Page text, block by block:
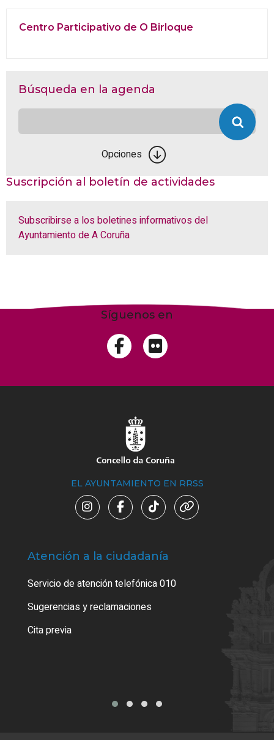
Centro Participativo de O Birloque
Búsqueda en la agenda
Opciones
Suscripción al boletín de actividades
Subscribirse a los boletines informativos del
Ayuntamiento de A Coruña
Síguenos en
EL AYUNTAMIENTO EN RRSS
Atención a la ciudadanía
Servicio de atención telefónica 010
Sugerencias y reclamaciones
Cita previa